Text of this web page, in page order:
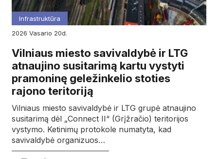
Infrastruktūra
2026
vasario 20d.
Vilniaus miesto savivaldybė ir LTG
atnaujino susitarimą kartu vystyti
pramoninę geležinkelio stoties
rajono teritoriją
Vilniaus miesto savivaldybė ir LTG grupė atnaujino
susitarimą dėl „Connect II“ (Grįžračio) teritorijos
vystymo. Ketinimų protokole numatyta, kad
savivaldybė organizuos…